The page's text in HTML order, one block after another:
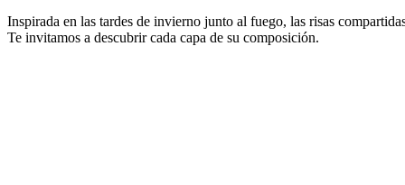
Inspirada en las tardes de invierno junto al fuego, las risas
Te invitamos a descubrir cada capa de su composición.